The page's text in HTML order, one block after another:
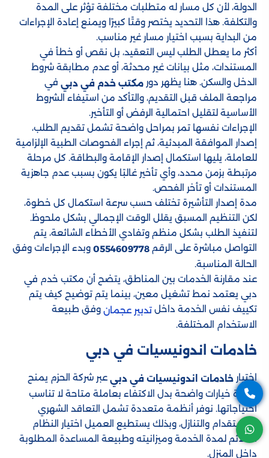
الدولة، لأن كل مسار له متطلبات مختلفة تؤثر على المدة
والتكلفة. هذا التحديد يختصر وقتًا كبيرًا ويمنع إعادة الإجراءات
من البداية بسبب اختيار مسار غير مناسب.
أكثر ما يعطل الطلب ليس التعقيد، بل نقص أو خطأ في
المستندات، مثل بيانات غير محدثة، أو عدم مطابقة شروط
الدخل والسكن. هنا يظهر دور مكتب خدم في دبي في
مراجعة الملف قبل التقديم، والتأكد من استيفاء الشروط
الأساسية لتقليل احتمالية الرفض أو التأخير.
الإجراءات نفسها تمر بمراحل واضحة تشمل تقديم الطلب،
إصدار الموافقة المبدئية، ثم إجراء الفحوصات الطبية الإلزامية
للعاملة، يليها استكمال إصدار الإقامة والبطاقة. كل مرحلة
مرتبطة بزمن محدد، وأي تأخير غالبًا يكون بسبب عدم جاهزية
المستندات أو تأخر الفحص.
مدة إصدار التأشيرة تختلف حسب سرعة استكمال كل خطوة،
لكن التنظيم المسبق يقلل الوقت الإجمالي بشكل ملحوظ.
لتنفيذ الطلب بشكل منظم وتفادي الأخطاء الشائعة، يتم
التواصل مباشرة على الرقم 0554609778 وبدء الإجراءات وفق
الحالة المناسبة.
عند مقارنة الخدمات بين المناطق، يتضح أن مكتب خدم في
دبي يعتمد نمط تشغيل معين، بينما يتم توضيح كيف يتم
تكييف نفس الخدمة داخل تدبير عجمان وفق طبيعة
الاستخدام المختلفة.
خادمات اندونيسيات في دبي
اختيار خادمات اندونيسيات في دبي عبر شركة الحزم يمنح
الأسرة خيارات واضحة بدل الاكتفاء بعاملة متاحة لا تناسب
احتياجاتها. نوفر أنظمة متعددة تشمل التعاقد الشهري
والاستقدام والتنازل، وبذلك يستطيع العميل اختيار النظام
الملائم لمدة الخدمة وميزانيته وطبيعة المساعدة المطلوبة
داخل المنزل.